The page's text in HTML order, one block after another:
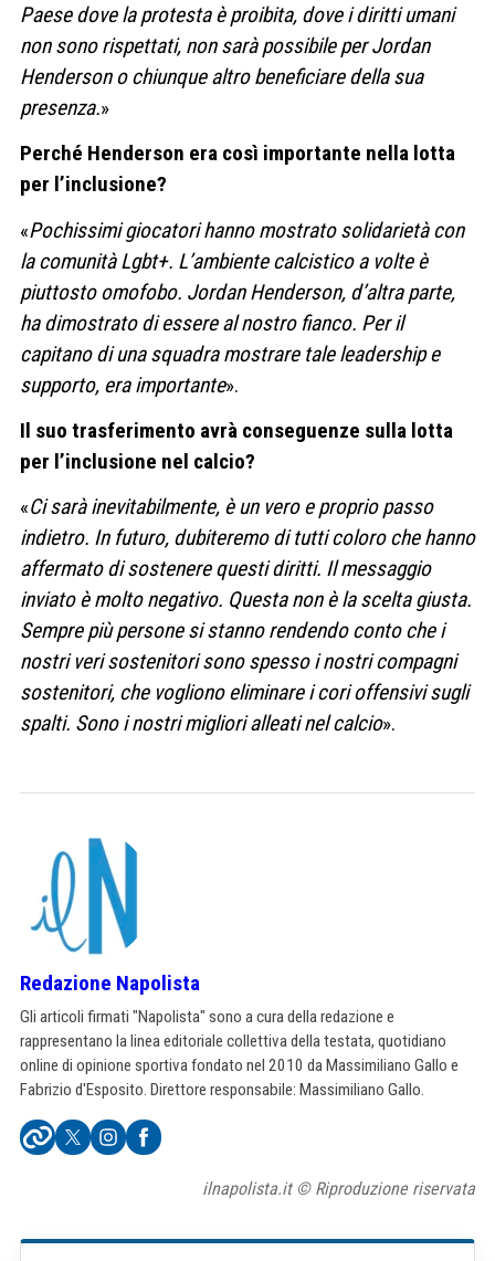
Paese dove la protesta è proibita, dove i diritti umani
non sono rispettati, non sarà possibile per Jordan
Henderson o chiunque altro beneficiare della sua
presenza.»
Perché Henderson era così importante nella lotta
per l’inclusione?
«Pochissimi giocatori hanno mostrato solidarietà con
la comunità Lgbt+. L’ambiente calcistico a volte è
piuttosto omofobo. Jordan Henderson, d’altra parte,
ha dimostrato di essere al nostro fianco. Per il
capitano di una squadra mostrare tale leadership e
supporto, era importante».
Il suo trasferimento avrà conseguenze sulla lotta
per l’inclusione nel calcio?
«Ci sarà inevitabilmente, è un vero e proprio passo
indietro. In futuro, dubiteremo di tutti coloro che hanno
affermato di sostenere questi diritti. Il messaggio
inviato è molto negativo. Questa non è la scelta giusta.
Sempre più persone si stanno rendendo conto che i
nostri veri sostenitori sono spesso i nostri compagni
sostenitori, che vogliono eliminare i cori offensivi sugli
spalti. Sono i nostri migliori alleati nel calcio».
Redazione Napolista
Gli articoli firmati "Napolista" sono a cura della redazione e
rappresentano la linea editoriale collettiva della testata, quotidiano
online di opinione sportiva fondato nel 2010 da Massimiliano Gallo e
Fabrizio d'Esposito. Direttore responsabile: Massimiliano Gallo.
ilnapolista.it © Riproduzione riservata